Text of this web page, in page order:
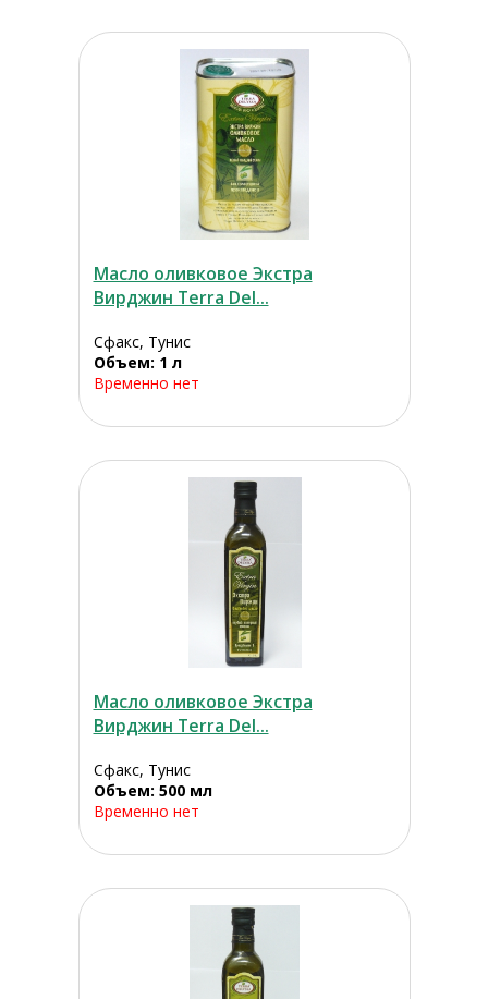
Масло оливковое Экстра
Вирджин Terra Del...
Сфакс, Тунис
Объем: 1 л
Временно нет
Масло оливковое Экстра
Вирджин Terra Del...
Сфакс, Тунис
Объем: 500 мл
Временно нет